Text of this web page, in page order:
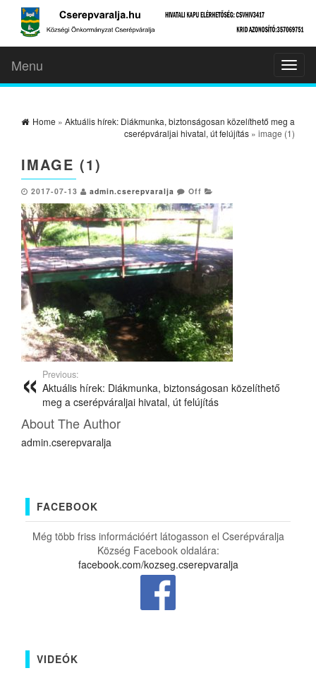
Menu
Home » Aktuális hírek: Diákmunka, biztonságosan közelíthető meg a
cserépváraljai hivatal, út felújítás » image (1)
IMAGE (1)
2017-07-13 admin.cserepvaralja Off
Previous:
Aktuális hírek: Diákmunka, biztonságosan közelíthető
meg a cserépváraljai hivatal, út felújítás
About The Author
admin.cserepvaralja
FACEBOOK
Még több friss információért látogasson el Cserépváralja
Község Facebook oldalára:
facebook.com/kozseg.cserepvaralja
VIDEÓK